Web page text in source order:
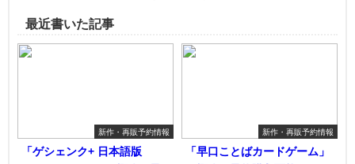
最近書いた記事
新作・再販予約情報
「ゲシェンク+ 日本語版
新作・再販予約情報
「早口ことばカードゲーム」